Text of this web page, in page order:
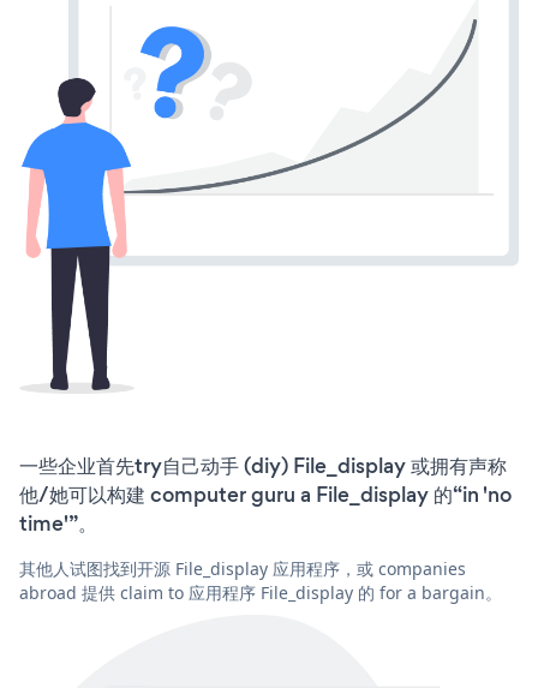
一些企业首先try自己动手 (diy) File_display 或拥有声称
他/她可以构建 computer guru a File_display 的“in 'no
time'”。
其他人试图找到开源 File_display 应用程序，或 companies
abroad 提供 claim to 应用程序 File_display 的 for a bargain。